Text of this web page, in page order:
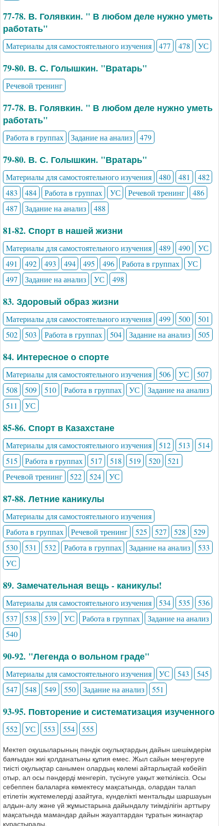
77-78. В. Голявкин. " В любом деле нужно уметь
работать"
Материалы для самостоятельного изучения 477 478 УС
79-80. В. С. Голышкин. "Вратарь"
Речевой тренинг
77-78. В. Голявкин. " В любом деле нужно уметь
работать"
Работа в группах Задание на анализ 479
79-80. В. С. Голышкин. "Вратарь"
Материалы для самостоятельного изучения 480 481
482
483
484 Работа в группах УС Речевой тренинг
486
487
Задание на анализ 488
81-82. Спорт в нашей жизни
Материалы для самостоятельного изучения 489 490
УС
491
492 493 494 495 496 Работа в группах
УС
497
Задание на анализ УС 498
83. Здоровый образ жизни
Материалы для самостоятельного изучения 499 500
501
502
503 Работа в группах 504 Задание на анализ 505
84. Интересное о спорте
Материалы для самостоятельного изучения 506 УС
507
508
509 510 Работа в группах УС
Задание на анализ
511
УС
85-86. Спорт в Казахстане
Материалы для самостоятельного изучения 512 513
514
515
Работа в группах 517 518 519 520
521
Речевой тренинг
522 524 УС
87-88. Летние каникулы
Материалы для самостоятельного изучения
Работа в группах
Речевой тренинг 525 527 528
529
530
531 532 Работа в группах Задание на анализ
533
УС
89. Замечательная вещь - каникулы!
Материалы для самостоятельного изучения 534 535
536
537
538 539 УС Работа в группах
Задание на анализ
540
90-92. "Легенда о вольном граде"
Материалы для самостоятельного изучения УС 543
545
547
548 549 550 Задание на анализ 551
93-95. Повторение и систематизация изученного
552 УС 553 554 555
Мектеп оқушыларының пәндік оқулықтардың дайын шешімдерім
баяғыдан жиі қолданатыны құпия емес. Жыл сайын меңгеруге
тиісті оқулықтар санымен олардың көлемі айтарлықтай көбейіп
отыр, ал осы пәндерді менгеріп, түсінуге уақыт жеткіліксіз. Осы
себеппен балаларға көмектесу мақсатында, олардан талап
етілетін жүктемелерді азайтуға, күнделікті ментальды шаршауын
алдын-алу және үй жұмыстарына дайындалу тиімділігін арттыру
мақсатында мамандар дайын жауаптардан тұратын жинақтар
құрастырады.